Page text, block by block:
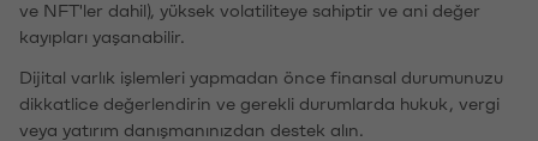
ve NFT'ler dahil), yüksek volatiliteye sahiptir ve ani değer
kayıpları yaşanabilir.
Dijital varlık işlemleri yapmadan önce finansal durumunuzu
dikkatlice değerlendirin ve gerekli durumlarda hukuk, vergi
veya yatırım danışmanınızdan destek alın.